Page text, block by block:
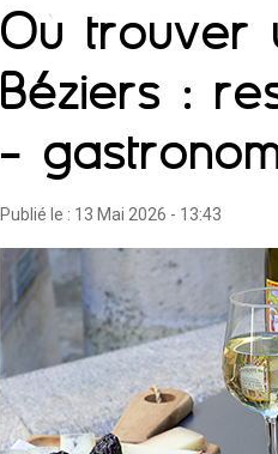
Où trouver
Béziers :
-
Publié le : 13 Mai 2026 - 13:43